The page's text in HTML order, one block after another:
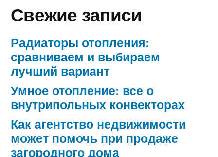
Свежие записи
Радиаторы отопления:
сравниваем и выбираем
лучший вариант
Умное отопление: все о
внутрипольных конвекторах
Как агентство недвижимости
может помочь при продаже
загородного дома